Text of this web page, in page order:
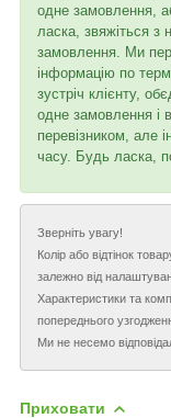
одне замовлення,
ласка, звяжіться з
замовлення. Ми
інформацію по
зустріч клієнту,
одне замовлення і
перевізником, але
часу. Будь ласка,
Зверніть увагу!
Колір або відтінок
залежно від
Характеристики та
попереднього
Ми не несемо
Приховати